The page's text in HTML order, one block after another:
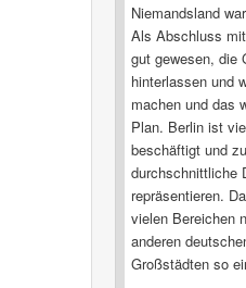
Niemandsland
Als Abschluss
gut gewesen, die
hinterlassen und
machen und das
Plan. Berlin ist
beschäftigt und
durchschnittliche
repräsentieren.
vielen Bereichen
anderen
Großstädten so